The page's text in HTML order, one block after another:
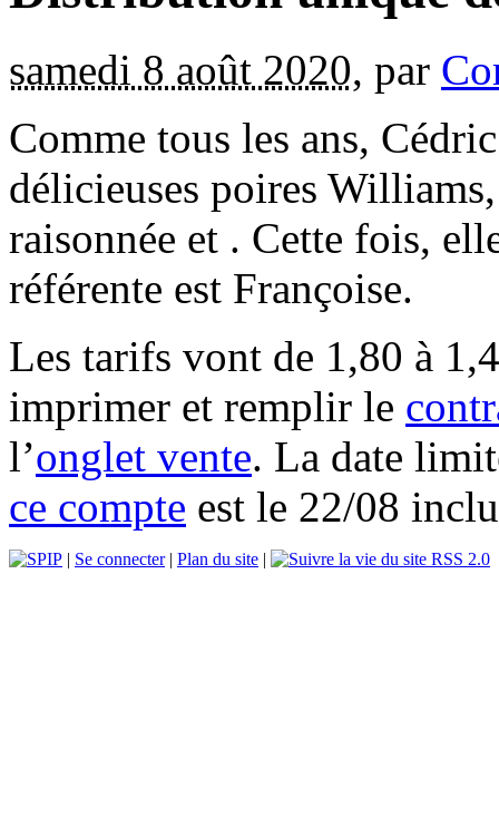
samedi 8 août 2020, par
Comme tous les ans,
délicieuses poires
raisonnée et . Cette fois,
référente est Françoise.
Les tarifs vont de 1,80 à
imprimer et remplir le
l’onglet vente. La date
ce compte est le 22/08
| Se connecter| Plan du site | RSS 2.0